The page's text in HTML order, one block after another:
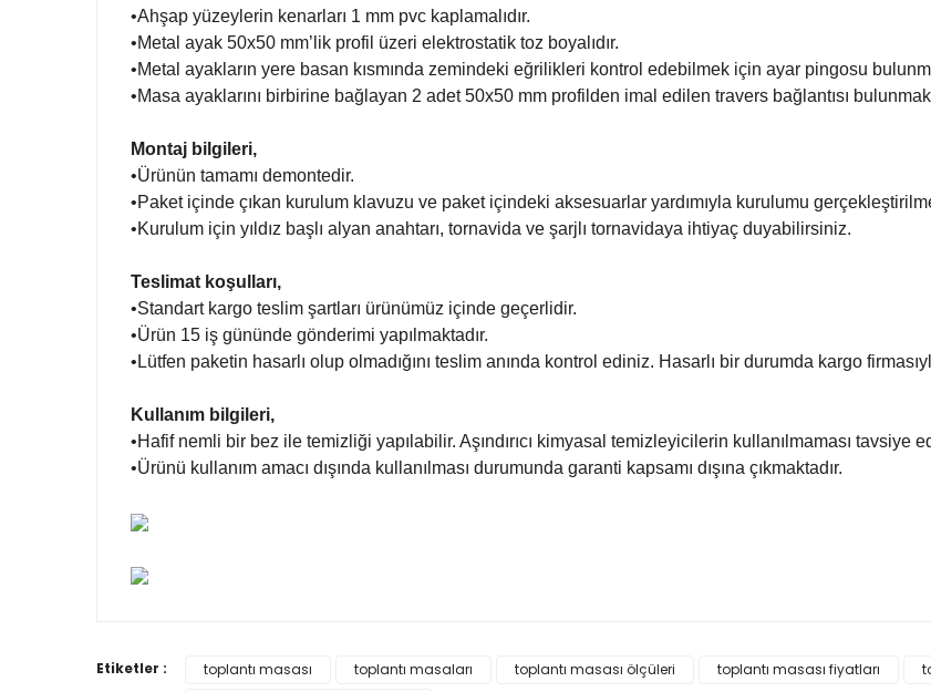
•Ahşap yüzeylerin kenarları 1 mm pvc kaplamalıdır.
•Metal ayak 50x50 mm’lik profil üzeri elektrostatik toz boyalıdır.
•Metal ayakların yere basan kısmında zemindeki eğrilikleri kontrol edebilmek için ayar pingosu
•Masa ayaklarını birbirine bağlayan 2 adet 50x50 mm profilden imal edilen travers bağlantısı
Montaj bilgileri,
•Ürünün tamamı demontedir.
•Paket içinde çıkan kurulum klavuzu ve paket içindeki aksesuarlar yardımıyla kurulumu
•Kurulum için yıldız başlı alyan anahtarı, tornavida ve şarjlı tornavidaya ihtiyaç duyabilirsiniz.
Teslimat koşulları,
•Standart kargo teslim şartları ürünümüz içinde geçerlidir.
•Ürün 15 iş gününde gönderimi yapılmaktadır.
•Lütfen paketin hasarlı olup olmadığını teslim anında kontrol ediniz. Hasarlı bir durumda kargo
Kullanım bilgileri,
•Hafif nemli bir bez ile temizliği yapılabilir. Aşındırıcı kimyasal temizleyicilerin kullanılmaması tavsiye
•Ürünü kullanım amacı dışında kullanılması durumunda garanti kapsamı dışına çıkmaktadır.
Bu ürünün fiyat bilgisi, resim, ürün açıklamalarında ve diğer konularda yetersiz gördüğünüz noktaları öneri
Etiketler : toplantı masası toplantı masaları toplantı masası ölçüleri toplantı masası fiyatları